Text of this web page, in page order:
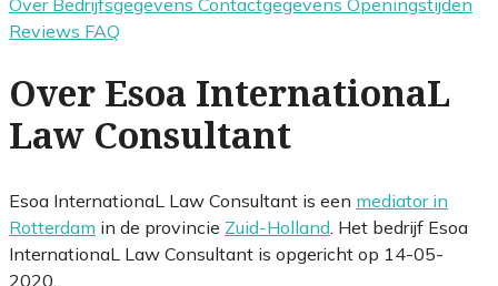
Reviews FAQ
Over Esoa InternationaL
Law Consultant
Esoa InternationaL Law Consultant is een mediator in
Rotterdam in de provincie Zuid-Holland . Het bedrijf Esoa
InternationaL Law Consultant is opgericht op 14-05-
2020.